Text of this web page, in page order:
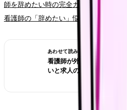
師を辞めたい時の完全ガイド
、この小
看護師の「辞めたい」悩みカテゴリ
も
あわせて読みたい
看護師が外来へ転職する前
いと求人の見方